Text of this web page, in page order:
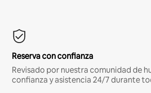
Reserva con confianza
Revisado por nuestra comunidad de
confianza y asistencia 24/7 durante